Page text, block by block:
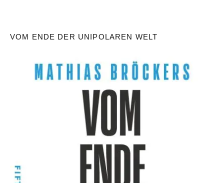
VOM ENDE DER UNIPOLAREN WELT